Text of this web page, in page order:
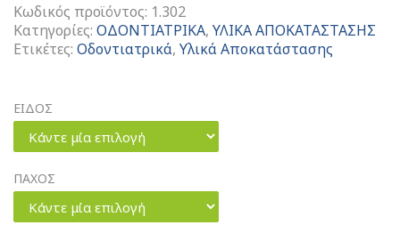
Κωδικός προϊόντος: 1.302
Κατηγορίες: ΟΔΟΝΤΙΑΤΡΙΚΑ, ΥΛΙΚΑ ΑΠΟΚΑΤΑΣΤΑΣΗΣ
Ετικέτες: Οδοντιατρικά, Υλικά Αποκατάστασης
ΕΙΔΟΣ
Κάντε μία επιλογή
ΠΑΧΟΣ
Κάντε μία επιλογή